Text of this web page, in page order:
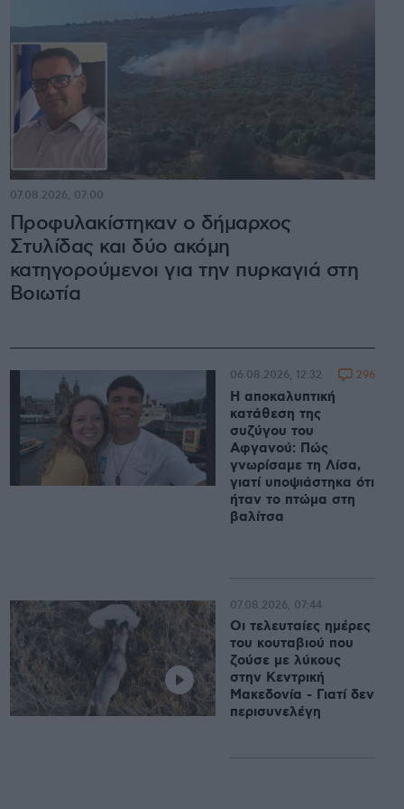
Προφυλακίστηκαν ο δήμαρχος
Στυλίδας και δύο ακόμη
κατηγορούμενοι για την πυρκαγιά στη
Βοιωτία
07.08.2026, 07:00
Η αποκαλυπτική
κατάθεση της
συζύγου του
Αφγανού: Πώς
γνωρίσαμε τη Λίσα,
γιατί υποψιάστηκα ότι
ήταν το πτώμα στη
βαλίτσα
06.08.2026, 12:32 296
Οι τελευταίες ημέρες
του κουταβιού που
ζούσε με λύκους
στην Κεντρική
Μακεδονία - Γιατί δεν
περισυνελέγη
07.08.2026, 07:44